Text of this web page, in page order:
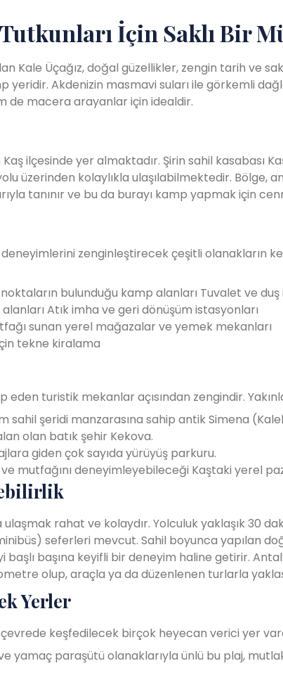
İçin Saklı Bir
Kale Üçağız, doğal güzellikler, zengin tarih ve
yeridir. Akdenizin masmavi suları ile görkemli
de macera arayanlar için idealdir.
ilçesinde yer almaktadır. Şirin sahil kasabası
üzerinden kolaylıkla ulaşılabilmektedir. Bölge,
tanınır ve bu da burayı kamp yapmak için
deneyimlerini zenginleştirecek çeşitli olanakların
bulunduğu kamp alanları Tuvalet ve duş
Atık imha ve geri dönüşüm istasyonları
sunan yerel mağazalar ve yemek mekanları
tekne kiralama
eden turistik mekanlar açısından zengindir.
şeridi manzarasına sahip antik Simena
olan batık şehir Kekova.
giden çok sayıda yürüyüş parkuru.
mutfağını deneyimleyebileceği Kaştaki yerel
rahat ve kolaydır. Yolculuk yaklaşık 30
seferleri mevcut. Sahil boyunca yapılan
başlı başına keyifli bir deneyim haline getirir.
olup, araçla ya da düzenlenen turlarla
Yerler
keşfedilecek birçok heyecan verici yer
yamaç paraşütü olanaklarıyla ünlü bu plaj,